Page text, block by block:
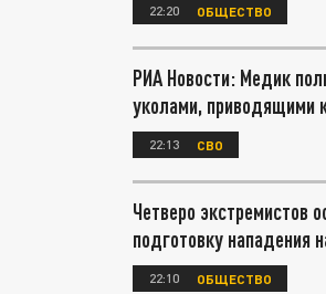
22:20 ОБЩЕСТВО
РИА Новости: Медик
уколами, приводящими
22:13 СВО
Четверо экстремистов
подготовку нападения
22:10 ОБЩЕСТВО